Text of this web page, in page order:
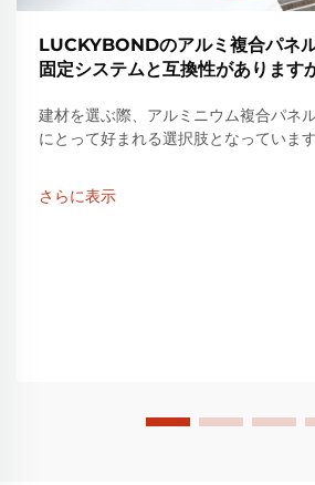
LUCKYBONDのアルミ複合パネ
固定システムと互換性があります
建材を選ぶ際、アルミニウム複合パネ
にとって好まれる選択肢となっていま
目されています。多くのユーザーが、
LUCKYBOND製品が…
さらに表示